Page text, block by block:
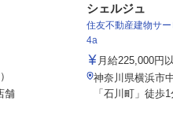
舗
シェルジュ
住友不動産建物サ
4a
月給225,000円
神奈川県横浜市
「石川町」徒歩1